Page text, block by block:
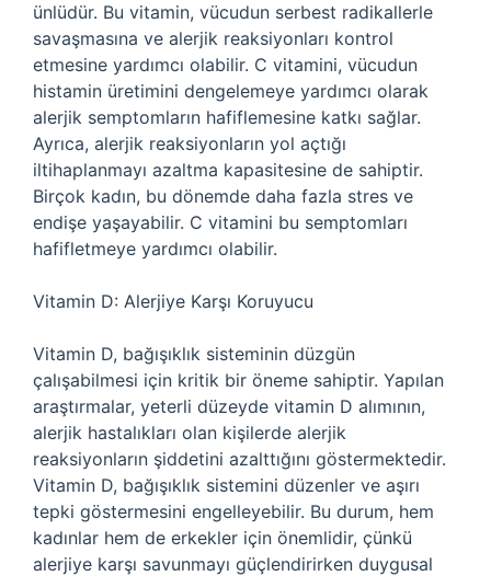
ünlüdür. Bu vitamin, vücudun serbest radikallerle
savaşmasına ve alerjik reaksiyonları kontrol
etmesine yardımcı olabilir. C vitamini, vücudun
histamin üretimini dengelemeye yardımcı olarak
alerjik semptomların hafiflemesine katkı sağlar.
Ayrıca, alerjik reaksiyonların yol açtığı
iltihaplanmayı azaltma kapasitesine de sahiptir.
Birçok kadın, bu dönemde daha fazla stres ve
endişe yaşayabilir. C vitamini bu semptomları
hafifletmeye yardımcı olabilir.
Vitamin D: Alerjiye Karşı Koruyucu
Vitamin D, bağışıklık sisteminin düzgün
çalışabilmesi için kritik bir öneme sahiptir. Yapılan
araştırmalar, yeterli düzeyde vitamin D alımının,
alerjik hastalıkları olan kişilerde alerjik
reaksiyonların şiddetini azalttığını göstermektedir.
Vitamin D, bağışıklık sistemini düzenler ve aşırı
tepki göstermesini engelleyebilir. Bu durum, hem
kadınlar hem de erkekler için önemlidir, çünkü
alerjiye karşı savunmayı güçlendirirken duygusal